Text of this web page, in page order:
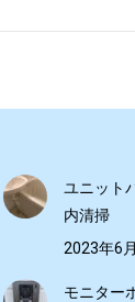
ユニッ
内清掃
2023年6
モニター